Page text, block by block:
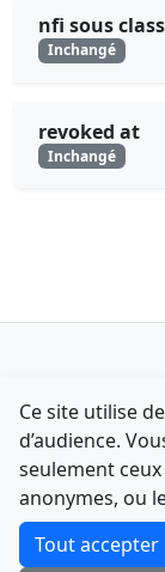
nfi sous
Inchangé
revoked at
Inchangé
F-Droid
Comment
Une courte
Ce site utilise
d’audience.
seulement
anonymes, ou
Tout accepter